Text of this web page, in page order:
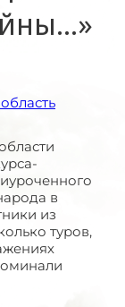
в
из
туров,